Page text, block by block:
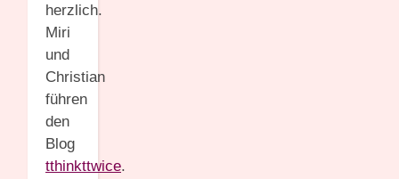
herzlich.
Miri
und
Christian
führen
den
Blog
tthinkttwice.